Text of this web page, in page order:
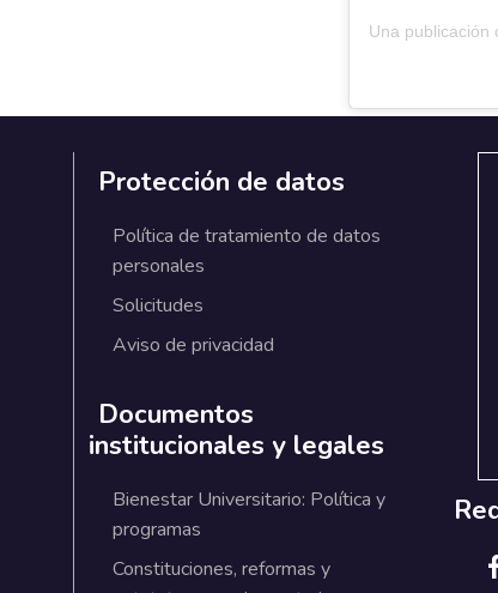
Protección de datos
Política de tratamiento de datos
personales
Solicitudes
Aviso de privacidad
Documentos
institucionales y legales
Bienestar Universitario: Política y
programas
Constituciones, reformas y